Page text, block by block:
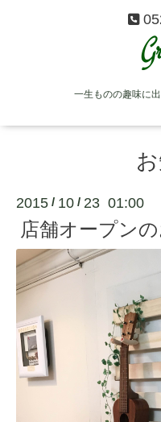
一生ものの趣味に
2015 / 10 / 23 01:00
店舗オープン